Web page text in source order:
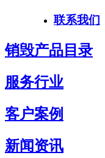
联系我们
销毁产品目录
服务行业
客户案例
新闻资讯